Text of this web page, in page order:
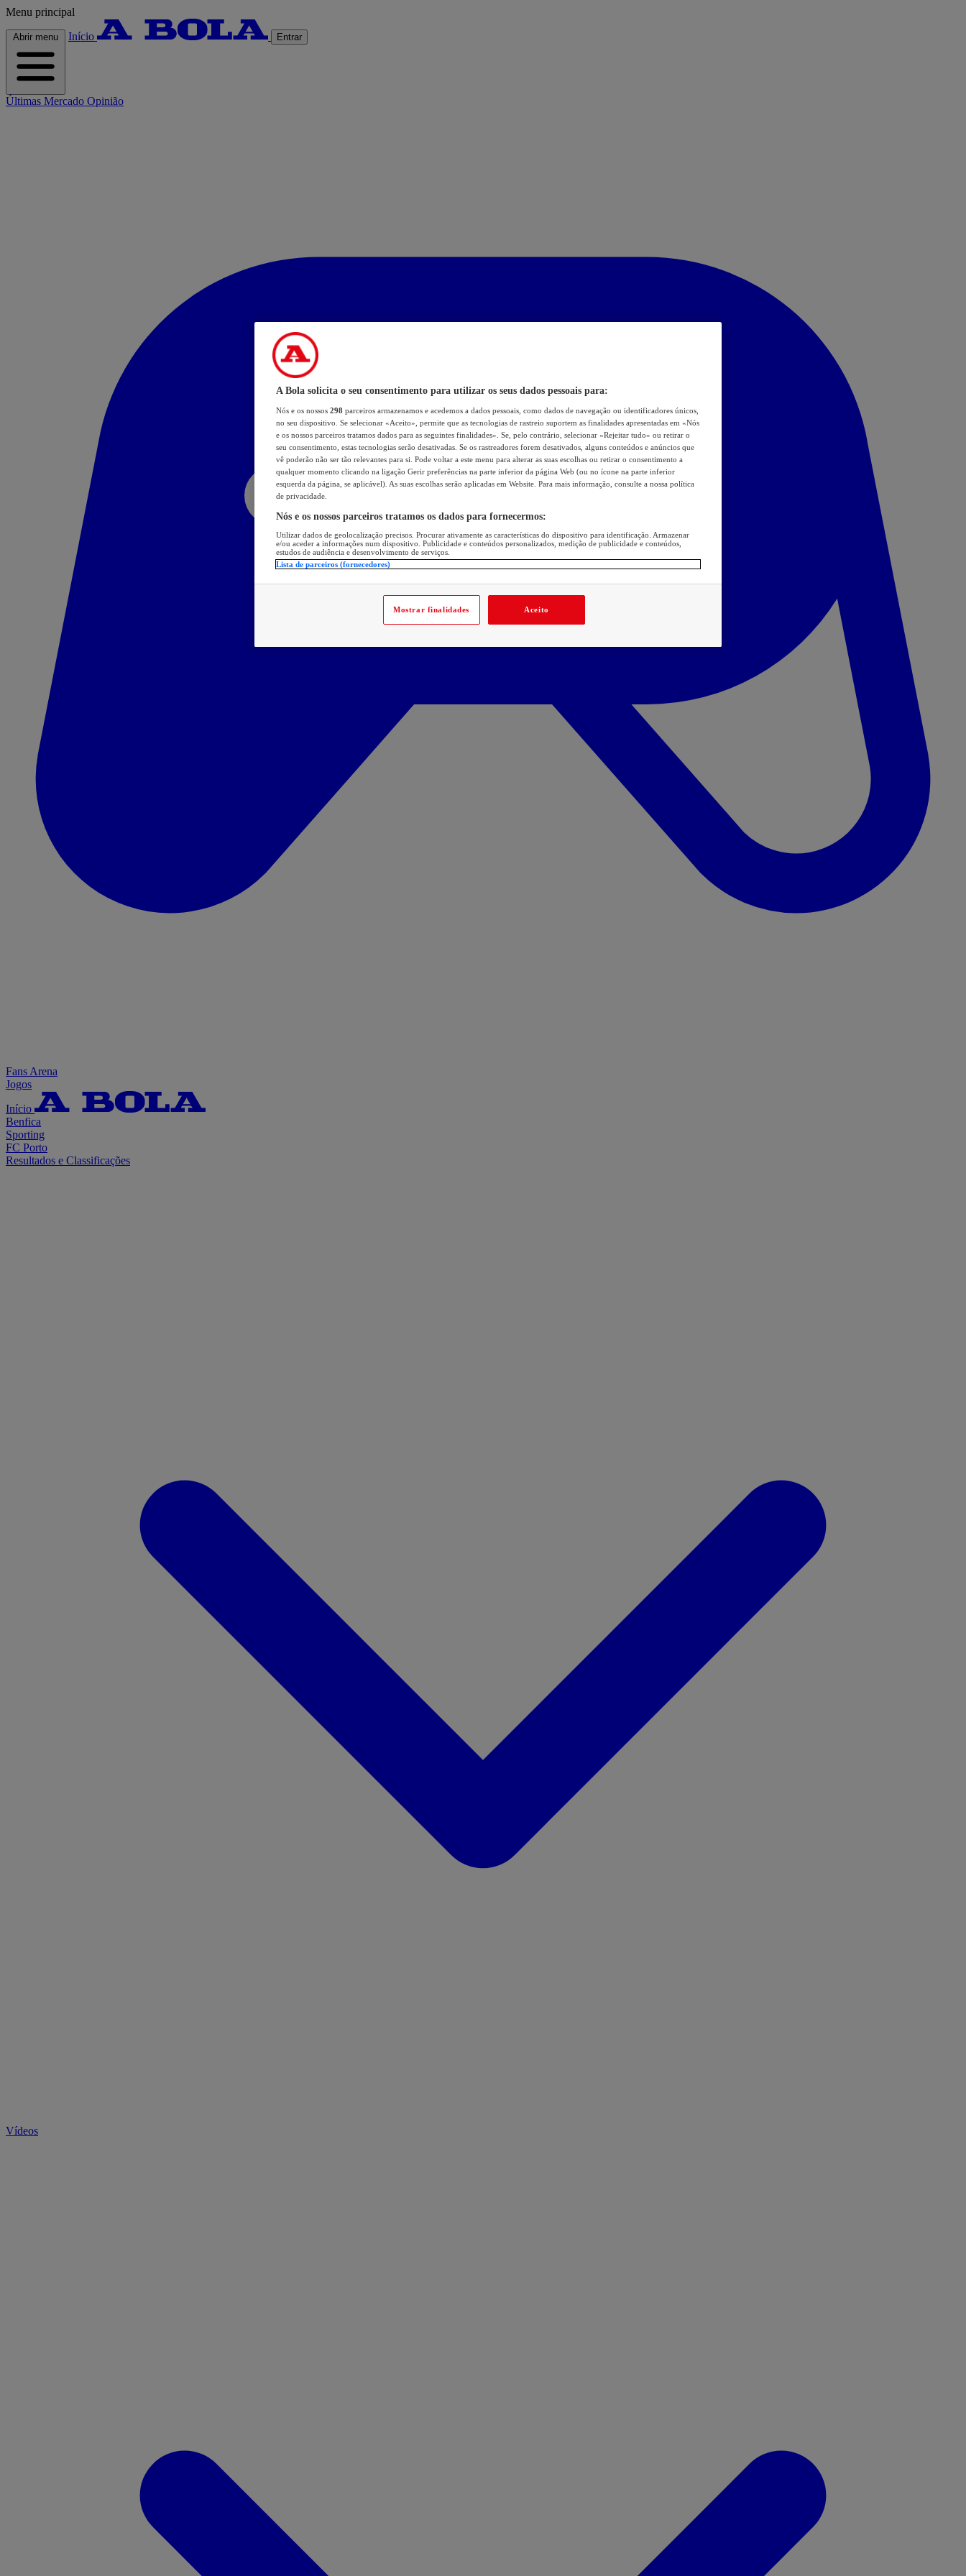
Menu principal
Abrir menu Início Entrar
Últimas Mercado Opinião
Fans Arena
Jogos
Início
Benfica
Sporting
FC Porto
Resultados e Classificações
Vídeos
A Bola solicita o seu consentimento para utilizar os seus dados pessoais para:
Nós e os nossos 298 parceiros armazenamos e acedemos a dados pessoais, como dados de navegação ou identificadores únicos,
no seu dispositivo. Se selecionar «Aceito», permite que as tecnologias de rastreio suportem as finalidades apresentadas em «Nós
e os nossos parceiros tratamos dados para as seguintes finalidades». Se, pelo contrário, selecionar «Rejeitar tudo» ou retirar o
seu consentimento, estas tecnologias serão desativadas. Se os rastreadores forem desativados, alguns conteúdos e anúncios que
vê poderão não ser tão relevantes para si. Pode voltar a este menu para alterar as suas escolhas ou retirar o consentimento a
qualquer momento clicando na ligação Gerir preferências na parte inferior da página Web (ou no ícone na parte inferior
esquerda da página, se aplicável). As suas escolhas serão aplicadas em Website. Para mais informação, consulte a nossa política
de privacidade.
Nós e os nossos parceiros tratamos os dados para fornecermos:
Utilizar dados de geolocalização precisos. Procurar ativamente as características do dispositivo para identificação. Armazenar
e/ou aceder a informações num dispositivo. Publicidade e conteúdos personalizados, medição de publicidade e conteúdos,
estudos de audiência e desenvolvimento de serviços.
Lista de parceiros (fornecedores)
Mostrar finalidades Aceito